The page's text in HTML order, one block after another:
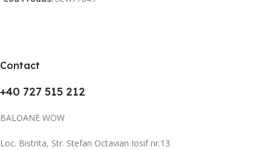
Contact
+40 727 515 212
BALOANE WOW
Loc. Bistrita, Str. Stefan Octavian Iosif nr.13